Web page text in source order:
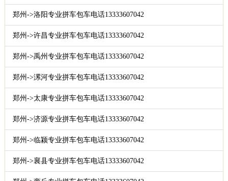
郑州->洛阳专业拼车包车电话13333607042
郑州->许昌专业拼车包车电话13333607042
郑州->禹州专业拼车包车电话13333607042
郑州->漯河专业拼车包车电话13333607042
郑州->太康专业拼车包车电话13333607042
郑州->济源专业拼车包车电话13333607042
郑州->临颍专业拼车包车电话13333607042
郑州->襄县专业拼车包车电话13333607042